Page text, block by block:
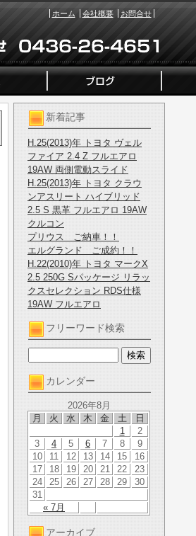
ホーム 会社概要 お問合せ
新着記事
H.25(2013)年 トヨタ ヴェル
ファイア 2.4 Z フルエアロ
19AW 両側電動スライド
H.25(2013)年 トヨタ クラウ
ンアスリート ハイブリッド
2.5 S 黒革 フルエアロ 19AW
クルコン
プリウス ご納車！！
エルグランド ご成約！！
H.22(2010)年 トヨタ マークX
2.5 250G Sパッケージ リラッ
クスセレクション RDS仕様
19AW フルエアロ
フリーワード検索
カレンダー
2026年8月
月
火 水 木 金 土 日
« 7月
1
2
3
4 5 6 7 8
9
10
11 12 13 14 15
16
17
18 19 20 21 22
23
24
25 26 27 28 29
30
31
アーカイブ